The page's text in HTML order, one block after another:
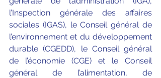
l’Inspection générale des affaires
sociales (IGAS), le Conseil général de
l’environnement et du développement
durable (CGEDD), le Conseil général
de l’économie (CGE) et le Conseil
général de l’alimentation, de